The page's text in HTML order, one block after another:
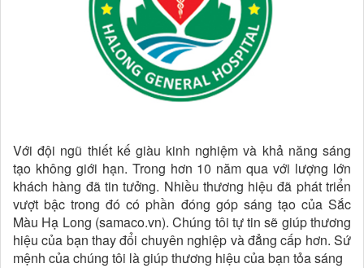
Với đội ngũ thiết kế giàu kinh nghiệm và khả năng sáng
tạo không giới hạn. Trong hơn 10 năm qua với lượng lớn
khách hàng đã tin tưởng. Nhiều thương hiệu đã phát triển
vượt bậc trong đó có phần đóng góp sáng tạo của Sắc
Màu Hạ Long (samaco.vn). Chúng tôi tự tin sẽ giúp thương
hiệu của bạn thay đổi chuyên nghiệp và đẳng cấp hơn. Sứ
mệnh của chúng tôi là giúp thương hiệu của bạn tỏa sáng